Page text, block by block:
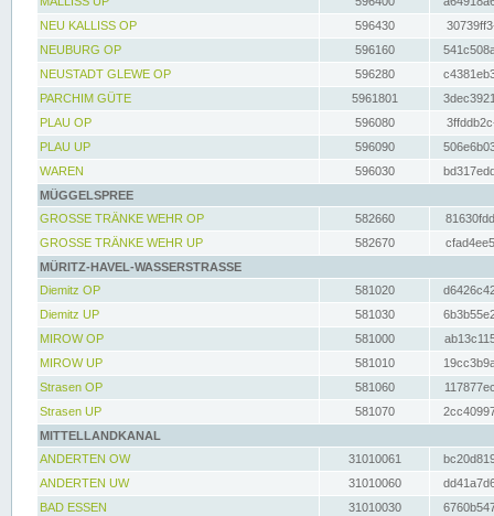
NEU KALLISS OP
596430
NEUBURG OP
596160
NEUSTADT GLEWE OP
596280
PARCHIM GÜTE
5961801
PLAU OP
596080
PLAU UP
596090
WAREN
596030
MÜGGELSPREE
GROSSE TRÄNKE WEHR OP
582660
GROSSE TRÄNKE WEHR UP
582670
MÜRITZ-HAVEL-WASSERSTRASSE
Diemitz OP
581020
Diemitz UP
581030
MIROW OP
581000
MIROW UP
581010
Strasen OP
581060
Strasen UP
581070
MITTELLANDKANAL
ANDERTEN OW
31010061
ANDERTEN UW
31010060
BAD ESSEN
31010030